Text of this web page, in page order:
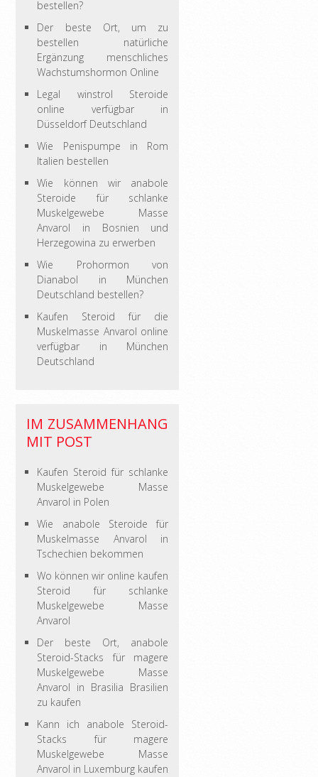
bestellen?
Der beste Ort, um zu
bestellen natürliche
Ergänzung menschliches
Wachstumshormon Online
Legal winstrol Steroide
online verfügbar in
Düsseldorf Deutschland
Wie Penispumpe in Rom
Italien bestellen
Wie können wir anabole
Steroide für schlanke
Muskelgewebe Masse
Anvarol in Bosnien und
Herzegowina zu erwerben
Wie Prohormon von
Dianabol in München
Deutschland bestellen?
Kaufen Steroid für die
Muskelmasse Anvarol online
verfügbar in München
Deutschland
IM ZUSAMMENHANG
MIT POST
Kaufen Steroid für schlanke
Muskelgewebe Masse
Anvarol in Polen
Wie anabole Steroide für
Muskelmasse Anvarol in
Tschechien bekommen
Wo können wir online kaufen
Steroid für schlanke
Muskelgewebe Masse
Anvarol
Der beste Ort, anabole
Steroid-Stacks für magere
Muskelgewebe Masse
Anvarol in Brasilia Brasilien
zu kaufen
Kann ich anabole Steroid-
Stacks für magere
Muskelgewebe Masse
Anvarol in Luxemburg kaufen